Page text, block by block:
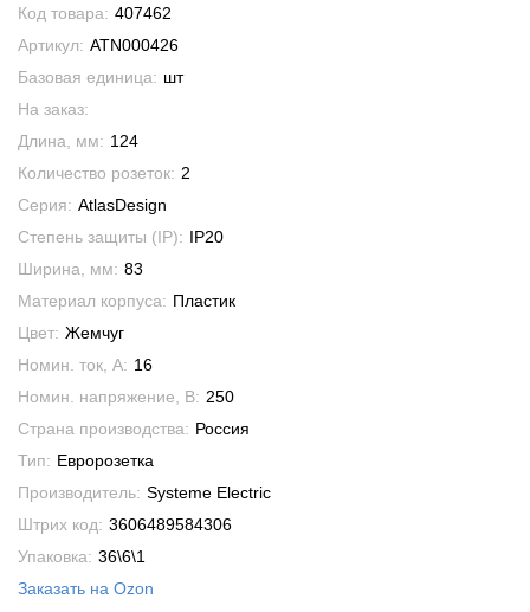
Код товара: 407462
Артикул: ATN000426
Базовая единица: шт
На заказ:
Длина, мм: 124
Количество розеток: 2
Серия: AtlasDesign
Степень защиты (IP): IP20
Ширина, мм: 83
Материал корпуса: Пластик
Цвет: Жемчуг
Номин. ток, А: 16
Номин. напряжение, В: 250
Страна производства: Россия
Тип: Евророзетка
Производитель: Systeme Electric
Штрих код: 3606489584306
Упаковка: 36\6\1
Заказать на Ozon